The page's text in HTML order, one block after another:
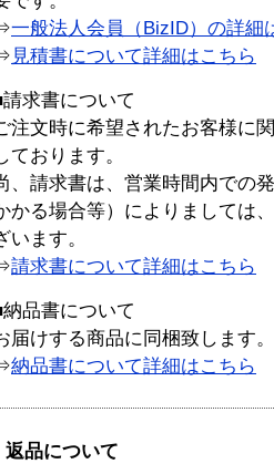
一般法人会員（BizID）の詳細
見積書について詳細はこちら
請求書について
注文時に希望されたお客様に
ております。
、請求書は、営業時間内での
かる場合等）によりましては
います。
請求書について詳細はこちら
納品書について
届けする商品に同梱致します。
納品書について詳細はこちら
返品について